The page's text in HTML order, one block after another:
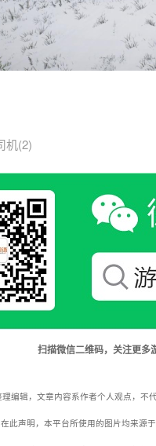
机(2)
扫描微信二维码，关注更多
编辑，文章内容系作者个人观点，不
此声明，本平台所使用的图片均来源